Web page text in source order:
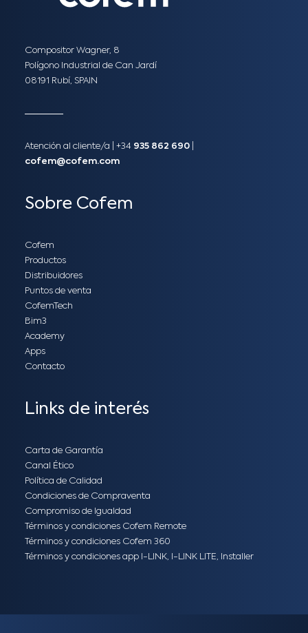
Compositor Wagner, 8
Polígono Industrial de Can Jardí
08191 Rubí, SPAIN
Atención al cliente/a​ | +34 935 862 690
cofem@cofem.com
Sobre Cofem
Cofem
Productos
Distribuidores
Puntos de venta
CofemTech
Bim3
Academy
Apps
Contacto
Links de interés
Carta de Garantía
Canal Ético
Política de Calidad
Condiciones de Compraventa
Compromiso de Igualdad
Términos y condiciones Cofem Remote
Términos y condiciones Cofem 360
Términos y condiciones app I-LINK, I-LINK LITE, Installer